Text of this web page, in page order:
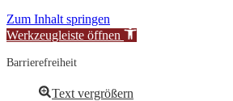
Zum Inhalt springen
Werkzeugleiste öffnen
Barrierefreiheit
Text vergrößern